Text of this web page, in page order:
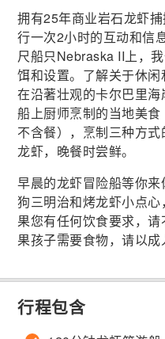
拥有25年商业岩石龙虾
行一次2小时的互动和信
尺船只Nebraska II上，
饵和设置。了解关于休闲
在沿著壮观的卡尔巴里
船上厨师烹制的当地美
不含餐），烹制三种方
龙虾，晚餐时尝鲜。
早晨的龙虾冒险船等你
狗三明治和烤龙虾小点
果您有任何饮食要求，
果孩子需要食物，请以成
行程包含